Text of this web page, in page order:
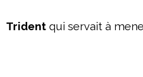
Trident qui servait à